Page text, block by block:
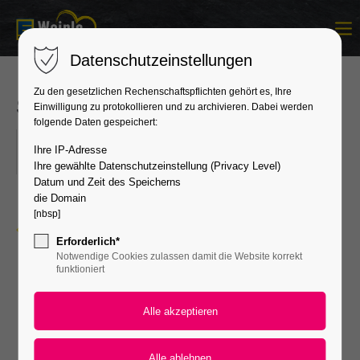
Login
Benutzername
Passwort
Register|Lost your password?
Lorem ipsum dolor sit amet:
Süße Grüße zum Muttertag
ORT: GÄRTRINGEN|HERRENBERG|HORB
Zurück zur Übersicht
Datenschutzeinstellungen
Zu den gesetzlichen Rechenschaftspflichten gehört es, Ihre
Einwilligung zu protokollieren und zu archivieren. Dabei werden
folgende Daten gespeichert:
Ihre IP-Adresse
Ihre gewählte Datenschutzeinstellung (Privacy Level)
Datum und Zeit des Speicherns
die Domain
[nbsp]
Erforderlich*
Notwendige Cookies zulassen damit die Website korrekt
funktioniert